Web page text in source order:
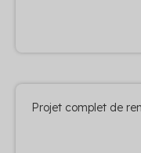
Projet complet de